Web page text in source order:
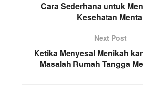
Cara Sederhana untuk
Kesehatan
Next Post
Ketika Menyesal Menikah
Masalah Rumah Tangga